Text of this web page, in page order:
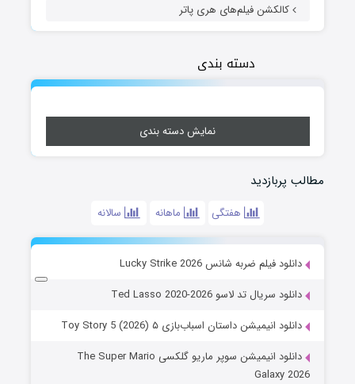
کالکشن فیلم‌های هری پاتر
دسته بندی
نمایش دسته بندی
مطالب پربازدید
هفتگی ماهانه سالانه
دانلود فیلم ضربه شانس Lucky Strike 2026
دانلود سریال تد لاسو Ted Lasso 2020-2026
دانلود انیمیشن داستان اسباب‌بازی ۵ Toy Story 5 (2026)
دانلود انیمیشن سوپر ماریو گلکسی The Super Mario
Galaxy 2026